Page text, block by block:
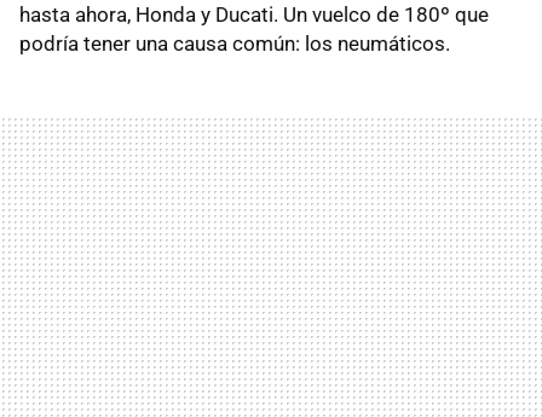
hasta ahora, Honda y Ducati. Un vuelco de 180º que
podría tener una causa común: los neumáticos.